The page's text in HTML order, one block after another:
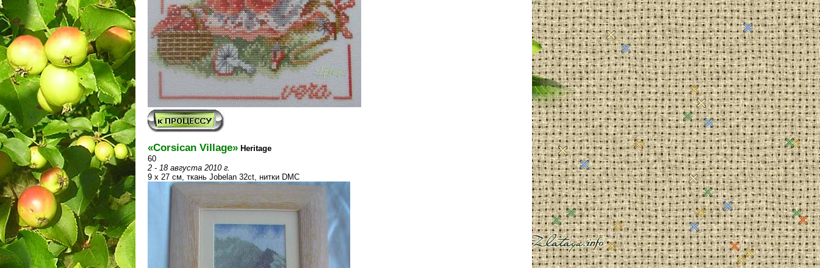
«Corsican Village» Heritage
60
2 - 18 августа 2010 г.
9 х 27 см, ткань Jobelan 32ct, нитки DMC